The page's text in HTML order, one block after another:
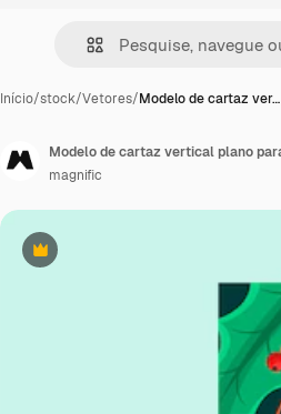
Início/stock/Vetores/Modelo de cartaz ver…
Premium
magnific